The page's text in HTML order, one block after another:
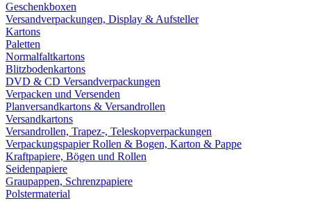
Geschenkboxen
Versandverpackungen, Display & Aufsteller
Kartons
Paletten
Normalfaltkartons
Blitzbodenkartons
DVD & CD Versandverpackungen
Verpacken und Versenden
Planversandkartons & Versandrollen
Versandkartons
Versandrollen, Trapez-, Teleskopverpackungen
Verpackungspapier Rollen & Bogen, Karton & Pappe
Kraftpapiere, Bögen und Rollen
Seidenpapiere
Graupappen, Schrenzpapiere
Polstermaterial